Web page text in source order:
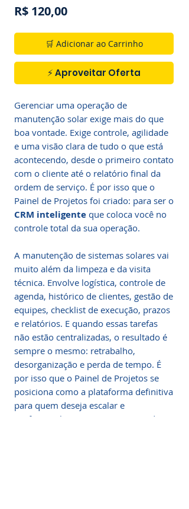
R$ 120,00Preço
🛒 Adicionar ao Carrinho
⚡ Aproveitar Oferta
Gerenciar uma operação de
manutenção solar exige mais do que
boa vontade. Exige controle, agilidade
e uma visão clara de tudo o que está
acontecendo, desde o primeiro contato
com o cliente até o relatório final da
ordem de serviço. É por isso que o
Painel de Projetos foi criado: para ser o
CRM inteligente que coloca você no
controle total da sua operação.
A manutenção de sistemas solares vai
muito além da limpeza e da visita
técnica. Envolve logística, controle de
agenda, histórico de clientes, gestão de
equipes, checklist de execução, prazos
e relatórios. E quando essas tarefas
não estão centralizadas, o resultado é
sempre o mesmo: retrabalho,
desorganização e perda de tempo. É
por isso que o Painel de Projetos se
posiciona como a plataforma definitiva
para quem deseja escalar e
profissionalizar o gerenciamento de